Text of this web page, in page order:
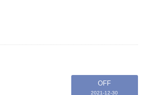
OFF
2021-12-30